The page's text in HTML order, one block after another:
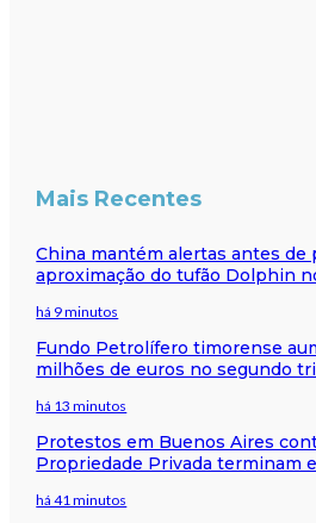
Mais Recentes
China mantém alertas antes de
aproximação do tufão Dolphin
há 9 minutos
Fundo Petrolífero timorense
milhões de euros no segundo
há 13 minutos
Protestos em Buenos Aires
Propriedade Privada terminam
há 41 minutos